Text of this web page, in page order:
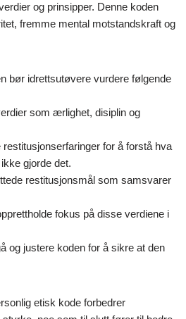
og prinsipper. Denne koden
fremme mental motstandskraft og
bør idrettsutøvere vurdere følgende
som ærlighet, disiplin og
for å forstå hva
gjorde det.
restitusjonsmål som samsvarer
fokus på disse verdiene i
og justere koden for å sikre at den
etisk kode forbedrer